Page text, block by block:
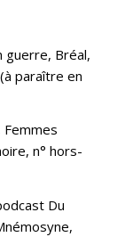
guerre, Bréal,
paraître en
Femmes
n° hors-
Du